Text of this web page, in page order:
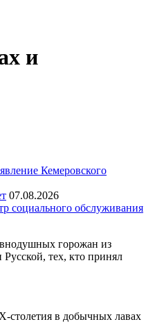
и
Кемеровского
07.08.2026
социального обслуживания
горожан из
тех, кто принял
столетия в добычных лавах